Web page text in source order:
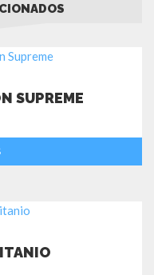
SUPREME